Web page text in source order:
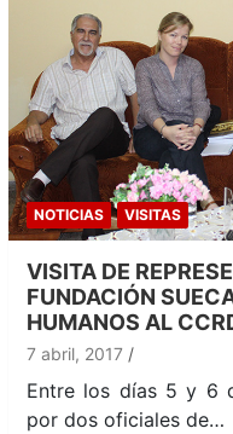
NOTICIAS VISITAS
VISITA DE
FUNDACIÓN
HUMANOS AL
7 abril, 2017
Entre los días 5 y 6
por dos oficiales de…